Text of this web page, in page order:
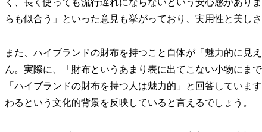
く、長く使っても流行遅れにならないという安心感があり
らも似合う」といった意見も挙がっており、実用性と美し
また、ハイブランドの財布を持つこと自体が「魅力的に見
ん。実際に、「財布というあまり表に出てこない小物にま
「ハイブランドの財布を持つ人は魅力的」と回答してい
わるという文化的背景を反映していると言えるでしょう。